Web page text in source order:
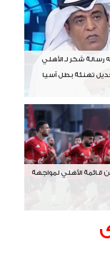
رسالة شكر لـ الأهلي
تهنئة بطل آسيا
قائمة الأهلي لمواجهة